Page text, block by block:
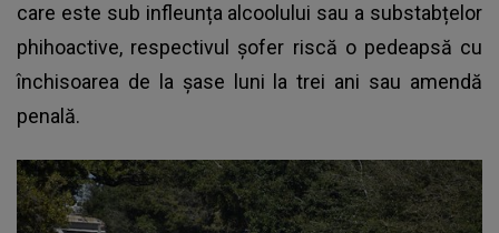
care este sub infleunța alcoolului sau a substabțelor
phihoactive, respectivul șofer riscă o pedeapsă cu
închisoarea de la șase luni la trei ani sau amendă
penală.